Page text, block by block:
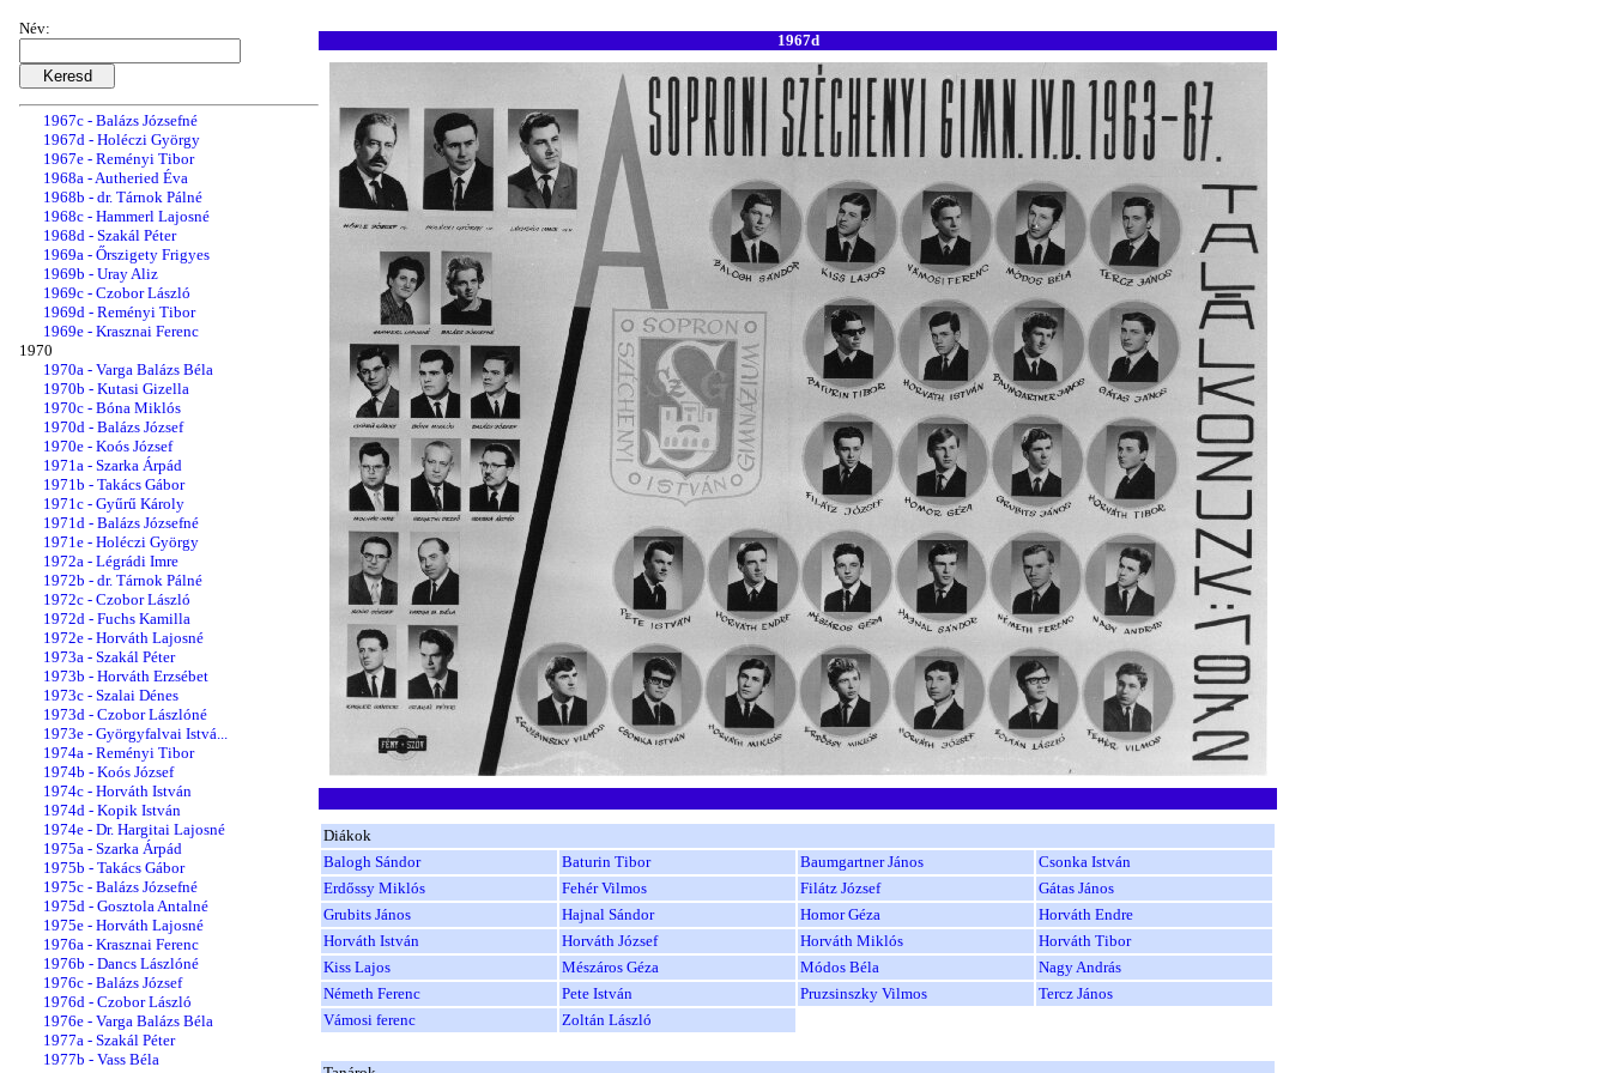
Név:1966c - Szarka Árpád
1966d - Kugler Sándor
1966e - Gyűrű Károly
1967a - Takács Gábor
1967b - Bóna Miklós
1967c - Balázs Józsefné
1967d - Holéczi György
1967e - Reményi Tibor
1968a - Autheried Éva
1968b - dr. Tárnok Pálné
1968c - Hammerl Lajosné
1968d - Szakál Péter
1969a - Őrszigety Frigyes
1969b - Uray Aliz
1969c - Czobor László
1969d - Reményi Tibor
1969e - Krasznai Ferenc
1970
1970a - Varga Balázs Béla
1970b - Kutasi Gizella
1970c - Bóna Miklós
1970d - Balázs József
1970e - Koós József
1971a - Szarka Árpád
1971b - Takács Gábor
1971c - Gyűrű Károly
1971d - Balázs Józsefné
1971e - Holéczi György
1972a - Légrádi Imre
1972b - dr. Tárnok Pálné
1972c - Czobor László
1972d - Fuchs Kamilla
1972e - Horváth Lajosné
1973a - Szakál Péter
1973b - Horváth Erzsébet
1973c - Szalai Dénes
1973d - Czobor Lászlóné
1973e - Györgyfalvai Istvá...
1974a - Reményi Tibor
1974b - Koós József
1974c - Horváth István
1974d - Kopik István
1974e - Dr. Hargitai Lajosné
1975a - Szarka Árpád
1975b - Takács Gábor
1975c - Balázs Józsefné
1975d - Gosztola Antalné
1975e - Horváth Lajosné
1976a - Krasznai Ferenc
1976b - Dancs Lászlóné
1976c - Balázs József
1976d - Czobor László
1976e - Varga Balázs Béla
1977a - Szakál Péter
1977b - Vass Béla
1967d
Diákok
Balogh Sándor
Baturin Tibor Baumgartner János
Csonka István
Erdőssy Miklós
Fehér Vilmos Filátz József
Gátas János
Grubits János
Hajnal Sándor Homor Géza
Horváth Endre
Horváth István
Horváth József Horváth Miklós
Horváth Tibor
Kiss Lajos
Mészáros Géza Módos Béla
Nagy András
Németh Ferenc
Pete István Pruzsinszky Vilmos
Tercz János
Vámosi ferenc
Zoltán László